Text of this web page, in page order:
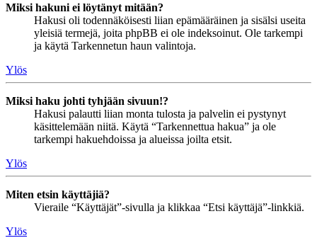
Miksi hakuni ei löytänyt mitään?
Hakusi oli todennäköisesti liian epämääräinen ja sisälsi useita
yleisiä termejä, joita phpBB ei ole indeksoinut. Ole tarkempi
ja käytä Tarkennetun haun valintoja.
Ylös
Miksi haku johti tyhjään sivuun!?
Hakusi palautti liian monta tulosta ja palvelin ei pystynyt
käsittelemään niitä. Käytä “Tarkennettua hakua” ja ole
tarkempi hakuehdoissa ja alueissa joilta etsit.
Ylös
Miten etsin käyttäjiä?
Vieraile “Käyttäjät”-sivulla ja klikkaa “Etsi käyttäjä”-linkkiä.
Ylös